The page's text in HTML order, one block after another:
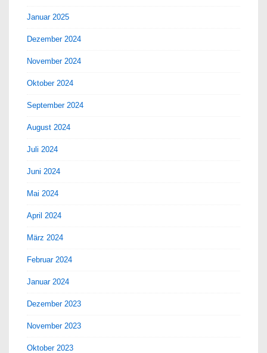
Januar 2025
Dezember 2024
November 2024
Oktober 2024
September 2024
August 2024
Juli 2024
Juni 2024
Mai 2024
April 2024
März 2024
Februar 2024
Januar 2024
Dezember 2023
November 2023
Oktober 2023